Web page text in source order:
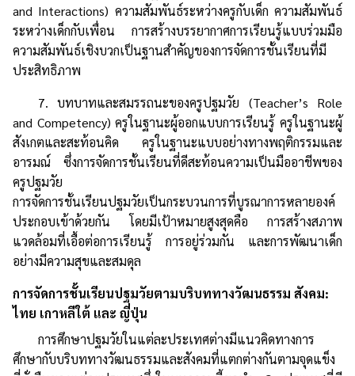
and Interactions) ความสัมพันธ์ระหว่างครูกับเด็ก ความสัมพันธ์
ระหว่างเด็กกับเพื่อน การสร้างบรรยากาศการเรียนรู้แบบร่วมมือ
ความสัมพันธ์เชิงบวกเป็นฐานสำคัญของการจัดการชั้นเรียนที่มี
ประสิทธิภาพ
7. บทบาทและสมรรถนะของครูปฐมวัย (Teacher’s Role
and Competency) ครูในฐานะผู้ออกแบบการเรียนรู้ ครูในฐานะผู้
สังเกตและสะท้อนคิด ครูในฐานะแบบอย่างทางพฤติกรรมและ
อารมณ์ ซึ่งการจัดการชั้นเรียนที่ดีสะท้อนความเป็นมืออาชีพของ
ครูปฐมวัย
การจัดการชั้นเรียนปฐมวัยเป็นกระบวนการที่บูรณาการหลายองค์
ประกอบเข้าด้วยกัน โดยมีเป้าหมายสูงสุดคือ การสร้างสภาพ
แวดล้อมที่เอื้อต่อการเรียนรู้ การอยู่ร่วมกัน และการพัฒนาเด็ก
อย่างมีความสุขและสมดุล
การจัดการชั้นเรียนปฐมวัยตามบริบททางวัฒนธรรม สังคม:
ไทย เกาหลีใต้ และ ญี่ปุ่น
การศึกษาปฐมวัยในแต่ละประเทศต่างมีแนวคิดทางการ
ศึกษากับบริบททางวัฒนธรรมและสังคมที่แตกต่างกันตามจุดแข็ง